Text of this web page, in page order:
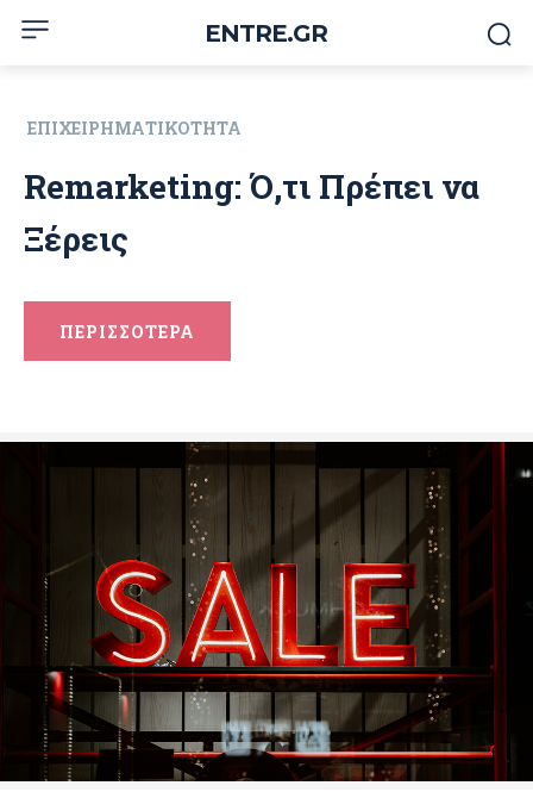
ENTRE.GR
ΕΠΙΧΕΙΡΗΜΑΤΙΚΌΤΗΤΑ
Remarketing: Ό,τι Πρέπει να
Ξέρεις
ΠΕΡΙΣΣΟΤΕΡΑ